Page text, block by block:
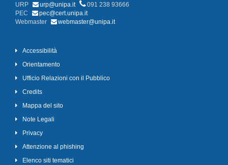
URP
urp@unipa.it
091 238 93666
PEC
pec@cert.unipa.it
Webmaster
webmaster@unipa.it
Accessibilità
Orientamento
Ufficio Relazioni con il Pubblico
Credits
Mappa del sito
Note Legali
Privacy
Attenzione al phishing
Elenco siti tematici